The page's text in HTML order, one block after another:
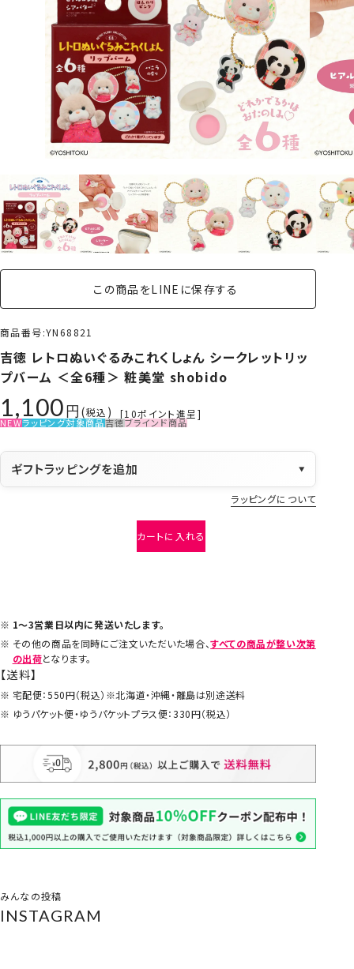
この商品をLINEに保存する
商品番号 YN68821
吉徳 レトロぬいぐるみこれくしょん シークレットリッ
プバーム ＜全6種＞ 粧美堂 shobido
1,100 税込 [10ポイント進呈]
NEWラッピング対象商品吉徳ブラインド商品
ギフトラッピングを追加 ▼
ラッピングについて
カートに入れる
1～3営業日以内に発送いたします。
その他の商品を同時にご注文いただいた場合、すべての商品が整い次第
の出荷となります。
【送料】
宅配便：550円（税込）※北海道・沖縄・離島は別途送料
ゆうパケット便・ゆうパケットプラス便：330円（税込）
みんなの投稿
INSTAGRAM